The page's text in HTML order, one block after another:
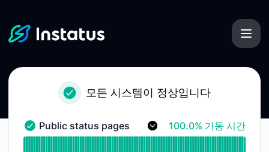
모든 시스템이 정상입니다
Public status pages - 정상
Public status pages 100% - 가동 시간
100.0% 가동 시간